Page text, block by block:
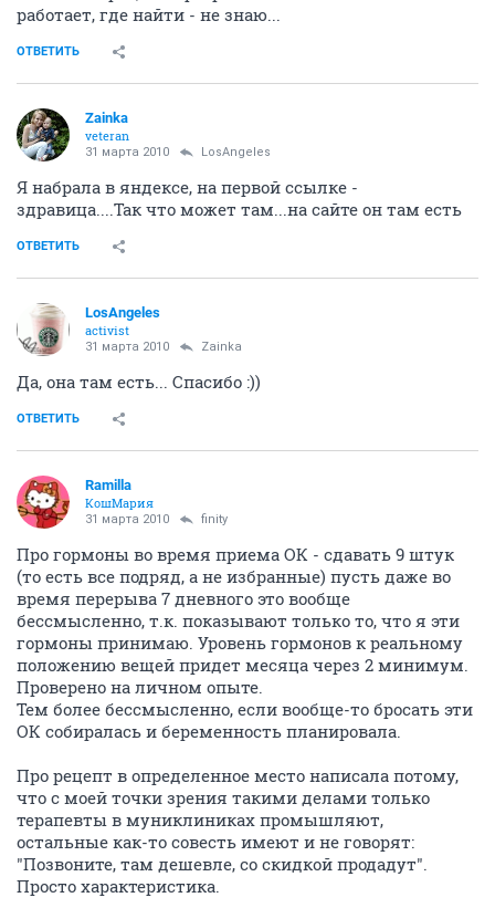
работает, где найти - не знаю...
ОТВЕТИТЬ
Zainka
veteran
31 марта 2010 LosAngeles
Я набрала в яндексе, на первой ссылке -
здравица....Так что может там...на сайте он там есть
ОТВЕТИТЬ
LosAngeles
activist
31 марта 2010 Zainka
Да, она там есть... Спасибо :))
ОТВЕТИТЬ
Ramilla
КошМария
31 марта 2010 finity
Про гормоны во время приема ОК - сдавать 9 штук
(то есть все подряд, а не избранные) пусть даже во
время перерыва 7 дневного это вообще
бессмысленно, т.к. показывают только то, что я эти
гормоны принимаю. Уровень гормонов к реальному
положению вещей придет месяца через 2 минимум.
Проверено на личном опыте.
Тем более бессмысленно, если вообще-то бросать эти
ОК собиралась и беременность планировала.
Про рецепт в определенное место написала потому,
что с моей точки зрения такими делами только
терапевты в муниклиниках промышляют,
остальные как-то совесть имеют и не говорят:
"Позвоните, там дешевле, со скидкой продадут".
Просто характеристика.